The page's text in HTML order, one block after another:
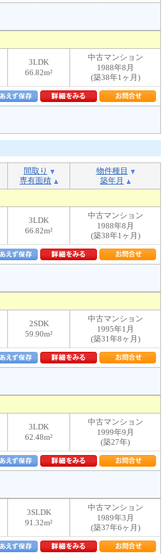
3LDK
66.82m²
中古マンション
1988年8月
(築38年1ヶ月)
間取り
専有面積
物件種目
築年月
3LDK
66.82m²
中古マンション
1988年8月
(築38年1ヶ月)
2SDK
59.90m²
中古マンション
1995年1月
(築31年8ヶ月)
3LDK
62.48m²
中古マンション
1999年9月
(築27年)
3SLDK
91.32m²
中古マンション
1989年3月
(築37年6ヶ月)